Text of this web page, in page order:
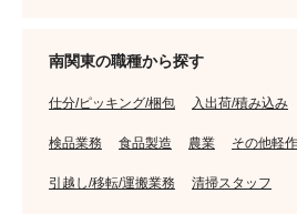
南関東の職種から探す
仕分/ピッキング/梱包 入出荷/積み込み
検品業務 食品製造 農業 その他軽
引越し/移転/運搬業務 清掃スタッフ